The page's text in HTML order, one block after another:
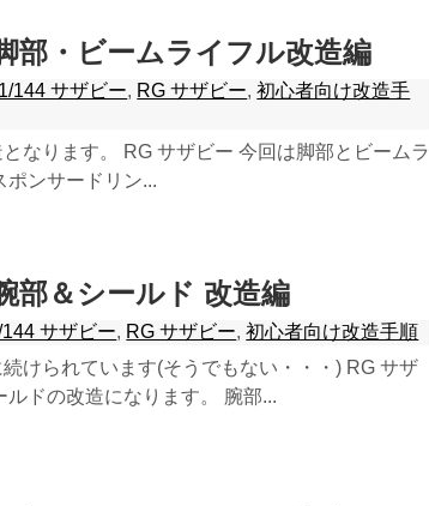
部・ビームライフル改造編
144 サザビー, RG サザビー,初心者向け改造手
なります。 RG サザビー 今回は脚部とビームラ
ポンサードリン...
部＆シールド 改造編
144 サザビー, RG サザビー,初心者向け改造手順
けられています(そうでもない・・・) RG サザ
ルドの改造になります。 腕部...